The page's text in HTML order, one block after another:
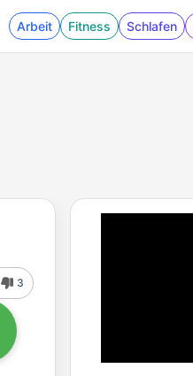
Arbeit Fitness Schlafen
3